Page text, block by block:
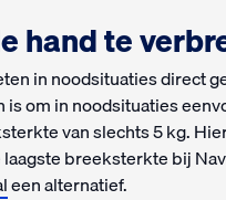
hand te
in noodsituaties direct
om in noodsituaties
van slechts 5 kg.
breeksterkte bij
een alternatief.